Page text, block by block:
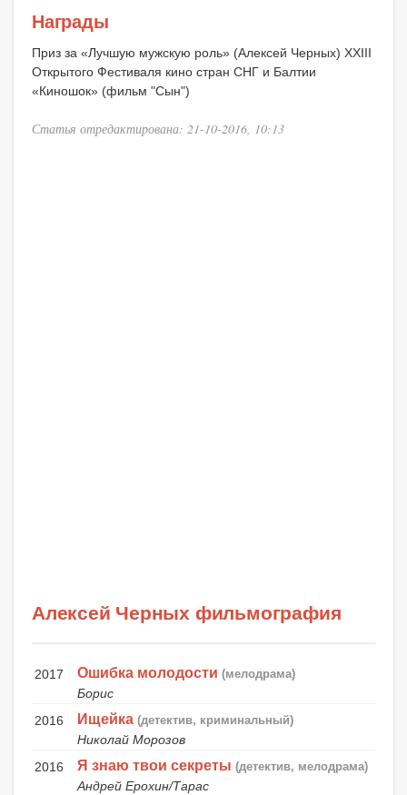
Награды
Приз за «Лучшую мужскую роль» (Алексей Черных) XXIII
Открытого Фестиваля кино стран СНГ и Балтии
«Киношок» (фильм "Сын")
Статья отредактирована: 21-10-2016, 10:13
Алексей Черных фильмография
2017 Ошибка молодости (мелодрама)
Борис
2016
Ищейка (детектив, криминальный)
Николай Морозов
2016
Я знаю твои секреты (детектив, мелодрама)
Андрей Ерохин/Тарас